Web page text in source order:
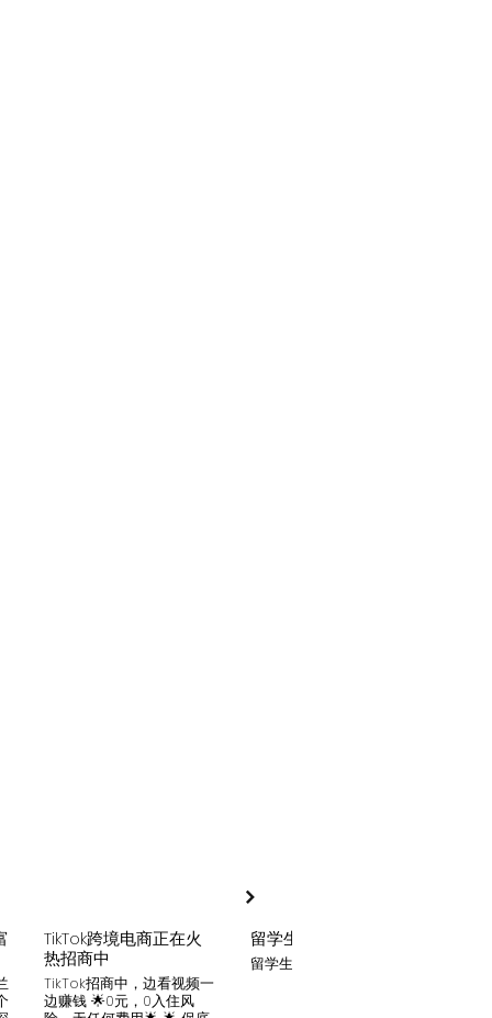
TikTok跨境电商正在火
热招商中
TikTok招商中，边看视频一
边赚钱 🌟0元，0入住风
留学生贷款
留学生贷款专业平台